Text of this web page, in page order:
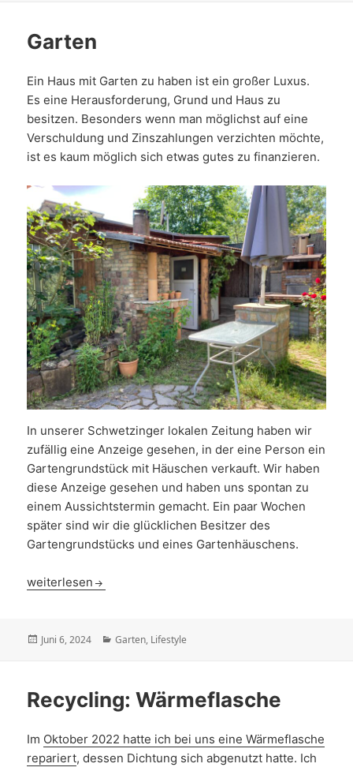
Garten
Ein Haus mit Garten zu haben ist ein großer Luxus.
Es eine Herausforderung, Grund und Haus zu
besitzen. Besonders wenn man möglichst auf eine
Verschuldung und Zinszahlungen verzichten möchte,
ist es kaum möglich sich etwas gutes zu finanzieren.
In unserer Schwetzinger lokalen Zeitung haben wir
zufällig eine Anzeige gesehen, in der eine Person ein
Gartengrundstück mit Häuschen verkauft. Wir haben
diese Anzeige gesehen und haben uns spontan zu
einem Aussichtstermin gemacht. Ein paar Wochen
später sind wir die glücklichen Besitzer des
Gartengrundstücks und eines Gartenhäuschens.
Garten
weiterlesen
Veröffentlicht
Juni 6, 2024 Kategorien
Garten, Lifestyle
Recycling: Wärmeflasche
Im Oktober 2022 hatte ich bei uns eine Wärmeflasche
repariert, dessen Dichtung sich abgenutzt hatte. Ich